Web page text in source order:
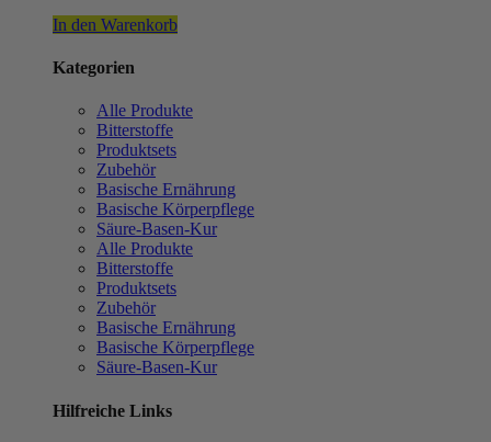
In den Warenkorb
Kategorien
Alle Produkte
Bitterstoffe
Produktsets
Zubehör
Basische Ernährung
Basische Körperpflege
Säure-Basen-Kur
Alle Produkte
Bitterstoffe
Produktsets
Zubehör
Basische Ernährung
Basische Körperpflege
Säure-Basen-Kur
Hilfreiche Links